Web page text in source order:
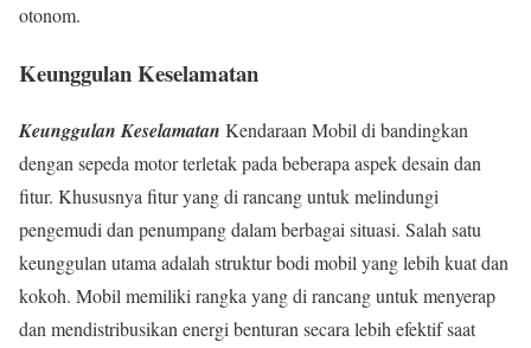
otonom.
Keunggulan Keselamatan
Keunggulan Keselamatan Kendaraan Mobil di bandingkan
dengan sepeda motor terletak pada beberapa aspek desain dan
fitur. Khususnya fitur yang di rancang untuk melindungi
pengemudi dan penumpang dalam berbagai situasi. Salah satu
keunggulan utama adalah struktur bodi mobil yang lebih kuat dan
kokoh. Mobil memiliki rangka yang di rancang untuk menyerap
dan mendistribusikan energi benturan secara lebih efektif saat